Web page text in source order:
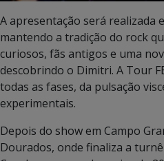
A apresentação será realizada
mantendo a tradição do rock
curiosos, fãs antigos e uma
descobrindo o Dimitri. A Tour
todas as fases, da pulsação
experimentais.
Depois do show em Campo
Dourados, onde finaliza a